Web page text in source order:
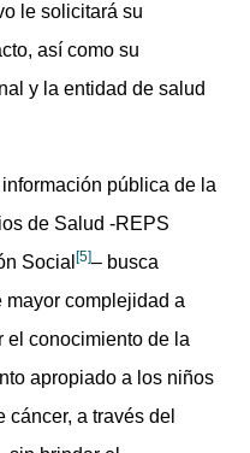
le solicitará su
así como su
y la entidad de salud
pública de la
de Salud -REPS
Social [5]– busca
complejidad a
el conocimiento de la
apropiado a los niños
a través del